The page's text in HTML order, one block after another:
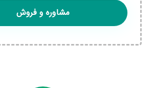
مشاوره و فروش